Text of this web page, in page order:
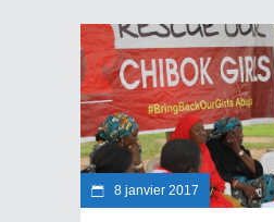
8 janvier 2017